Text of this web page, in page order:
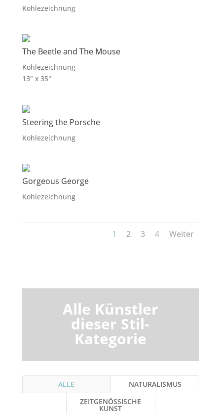
Kohlezeichnung
The Beetle and The Mouse
Kohlezeichnung
13″ x 35″
Steering the Porsche
Kohlezeichnung
Gorgeous George
Kohlezeichnung
1 2 3 4 Weiter
Alle Künstler
dieser Stil-
Kategorie
ALLE
NATURALISMUS
ZEITGENÖSSISCHE
KUNST